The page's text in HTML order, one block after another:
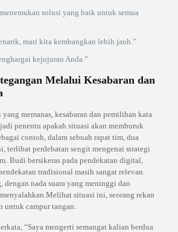
solusi yang baik untuk semua
mari kita kembangkan lebih jauh.”
kejujuran Anda.”
Melalui Kesabaran dan
memanas, kesabaran dan pemilihan kata
penentu apakah situasi akan memburuk
contoh, dalam sebuah rapat tim, dua
terlibat perdebatan sengit mengenai strategi
Budi bersikeras pada pendekatan digital,
tradisional masih sangat relevan.
dengan nada suara yang meninggi dan
situasi ini, seorang rekan
untuk campur tangan.
“Saya mengerti semangat kalian berdua